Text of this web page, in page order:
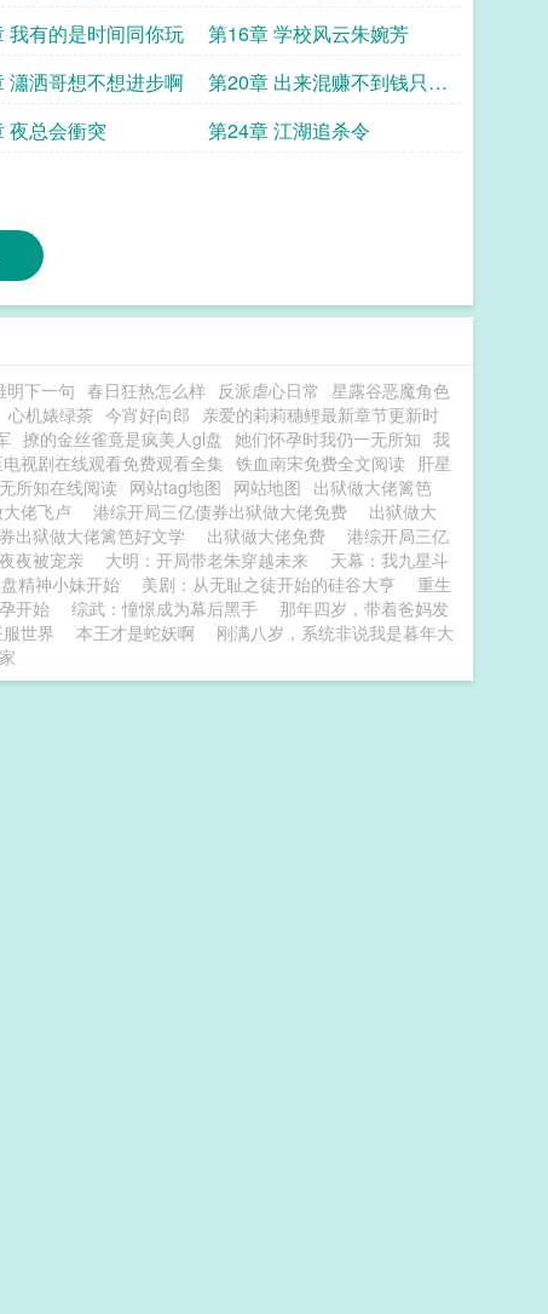
我有的是时间同你玩
第16章 学校风云朱婉芳
瀟洒哥想不想进步啊
第20章 出来混赚不到钱只有
打赤脚
夜总会衝突
第24章 江湖追杀令
明下一句 春日狂热怎么样 反派虐心日常 星露谷恶魔角色
心机婊绿茶 今宵好向郎 亲爱的莉莉穗鲤最新章节更新时
撩的金丝雀竟是疯美人gl盘 她们怀孕时我仍一无所知 我
视剧在线观看免费观看全集 铁血南宋免费全文阅读 肝星
所知在线阅读 网站tag地图 网站地图 出狱做大佬篱笆
佬飞卢 港综开局三亿债券出狱做大佬免费
出狱做大
出狱做大佬篱笆好文学 出狱做大佬免费
港综开局三亿
夜被宠亲 大明：开局带老朱穿越未来
天幕：我九星斗
精神小妹开始 美剧：从无耻之徒开始的硅谷大亨
重生
开始 综武：憧憬成为幕后黑手
那年四岁，带着爸妈发
世界 本王才是蛇妖啊
刚满八岁，系统非说我是暮年大